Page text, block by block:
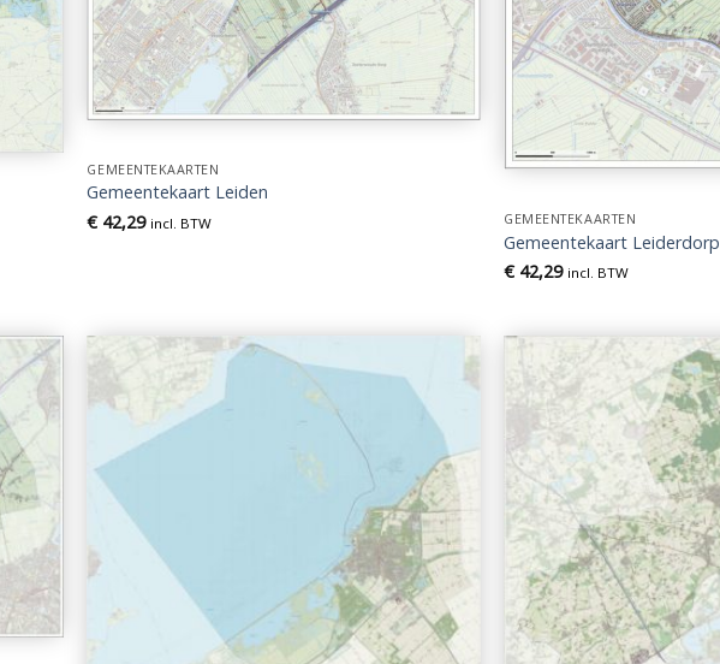
GEMEENTEKAARTEN
Gemeentekaart Leiden
€42,29 incl. BTW GEMEENTEKAARTEN
Gemeentekaart Leiderdorp
€42,29 incl. BTW